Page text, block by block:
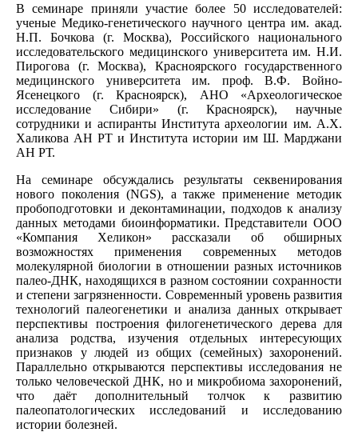
В семинаре приняли участие более 50 исследователей:
ученые Медико-генетического научного центра им. акад.
Н.П. Бочкова (г. Москва), Российского национального
исследовательского медицинского университета им. Н.И.
Пирогова (г. Москва), Красноярского государственного
медицинского университета им. проф. В.Ф. Войно-
Ясенецкого (г. Красноярск), АНО «Археологическое
исследование Сибири» (г. Красноярск), научные
сотрудники и аспиранты Института археологии им. А.Х.
Халикова АН РТ и Института истории им Ш. Марджани
АН РТ.
На семинаре обсуждались результаты секвенирования
нового поколения (NGS), а также применение методик
пробоподготовки и деконтаминации, подходов к анализу
данных методами биоинформатики. Представители ООО
«Компания Хеликон» рассказали об обширных
возможностях применения современных методов
молекулярной биологии в отношении разных источников
палео-ДНК, находящихся в разном состоянии сохранности
и степени загрязненности. Современный уровень развития
технологий палеогенетики и анализа данных открывает
перспективы построения филогенетического дерева для
анализа родства, изучения отдельных интересующих
признаков у людей из общих (семейных) захоронений.
Параллельно открываются перспективы исследования не
только человеческой ДНК, но и микробиома захоронений,
что даёт дополнительный толчок к развитию
палеопатологических исследований и исследованию
истории болезней.